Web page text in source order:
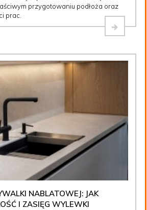
przygotowaniu podłoża oraz
prac.
NABLATOWEJ: JAK
I ZASIĘG WYLEWKI